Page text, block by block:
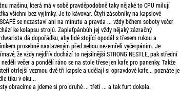
mašinu, která má v sobě pravděpodobně taky nějaké to CPU milují
všichni bez vyjímky. Je to kávovar. Čtyři zásobníky na kapslové
se nezastaví ani na minutu a pravda ... vždy během soboty večer
ke kolapsu strojů. Zaplaťpánbůh jej vždy nějaký zázračný
dá dopořádku, aby lidé stojící opodál s třesem rukou a
prosebně nastaveným před sebou nezemřeli vyčerpáním. Je
že vždy nejdřív dochází to nejsilnější STRONG NESTLE, pak střední
neděli večer a pondělí ráno se na stole třese jen kafe pro panenky. Takže
otrlejší vezmou dvě tři kapsle a udělají si opravdové kafe... poznáte je
tiku v oku...
obracíme a jdeme si pro druhé ... třetí ... a tak furt dokola.